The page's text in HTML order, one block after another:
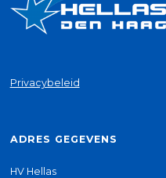
Privacybeleid
ADRES GEGEVENS
HV Hellas